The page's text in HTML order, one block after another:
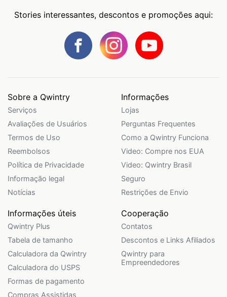
Stories interessantes, descontos e promoções aqui:
Sobre a Qwintry
Serviços
Avaliações de Usuários
Termos de Uso
Reembolsos
Política de Privacidade
Informação legal
Notícias
Informações
Lojas
Perguntas Frequentes
Como a Qwintry Funciona
Video: Compre nos EUA
Video: Qwintry Brasil
Seguro
Restrições de Envio
Informações úteis
Qwintry Plus
Tabela de tamanho
Calculadora da Qwintry
Calculadora do USPS
Formas de pagamento
Compras Assistidas
Cooperação
Contatos
Descontos e Links Afiliados
Qwintry para
Empreendedores